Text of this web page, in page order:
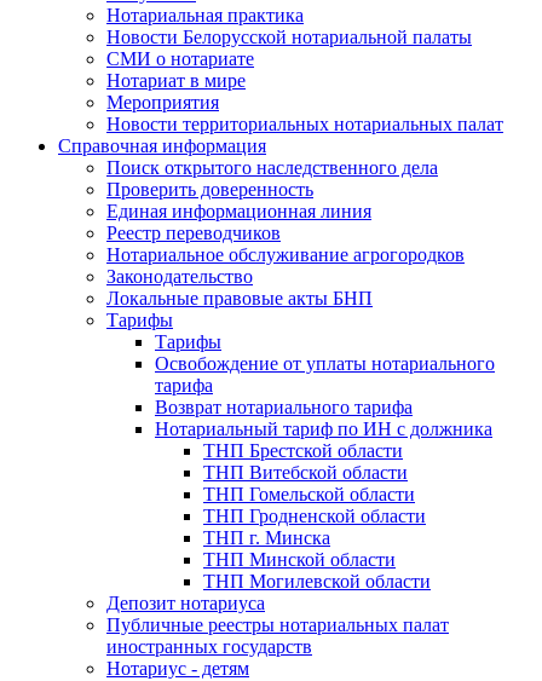
Нотариальная практика
Новости Белорусской нотариальной палаты
СМИ о нотариате
Нотариат в мире
Мероприятия
Новости территориальных нотариальных палат
Справочная информация
Поиск открытого наследственного дела
Проверить доверенность
Единая информационная линия
Реестр переводчиков
Нотариальное обслуживание агрогородков
Законодательство
Локальные правовые акты БНП
Тарифы
Тарифы
Освобождение от уплаты нотариального
тарифа
Возврат нотариального тарифа
Нотариальный тариф по ИН с должника
ТНП Брестской области
ТНП Витебской области
ТНП Гомельской области
ТНП Гродненской области
ТНП г. Минска
ТНП Минской области
ТНП Могилевской области
Депозит нотариуса
Публичные реестры нотариальных палат
иностранных государств
Нотариус - детям